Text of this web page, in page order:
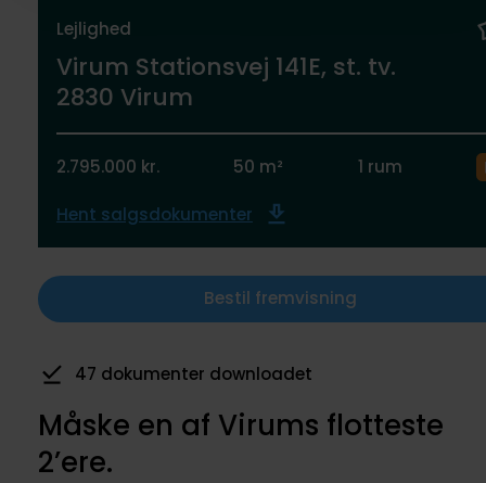
Lejlighed
Virum Stationsvej 141E, st. tv.
2830 Virum
2.795.000 kr. 50 m² 1 rum
Hent salgsdokumenter
Bestil fremvisning
15 har gemt som favorit
Måske en af Virums flotteste
2’ere.